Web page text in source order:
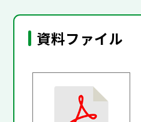
資料ファイル